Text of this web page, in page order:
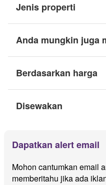
Jenis properti
Anda mungkin juga
Berdasarkan harga
Disewakan
Dapatkan alert email
Mohon cantumkan email
memberitahu jika ada